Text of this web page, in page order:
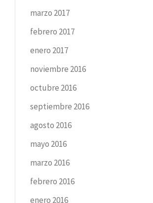
marzo 2017
febrero 2017
enero 2017
noviembre 2016
octubre 2016
septiembre 2016
agosto 2016
mayo 2016
marzo 2016
febrero 2016
enero 2016